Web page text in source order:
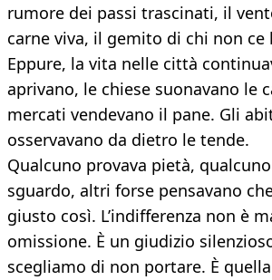
rumore dei passi trascinati, il
carne viva, il gemito di chi non ce
Eppure, la vita nelle città
aprivano, le chiese suonavano le
mercati vendevano il pane. Gli
osservavano da dietro le tende.
Qualcuno provava pietà,
sguardo, altri forse pensavano
giusto così. L’indifferenza non è
omissione. È un giudizio
scegliamo di non portare. È